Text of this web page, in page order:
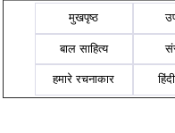
मुखपृष्ठ
बाल साहित्य
हमारे रचनाकार